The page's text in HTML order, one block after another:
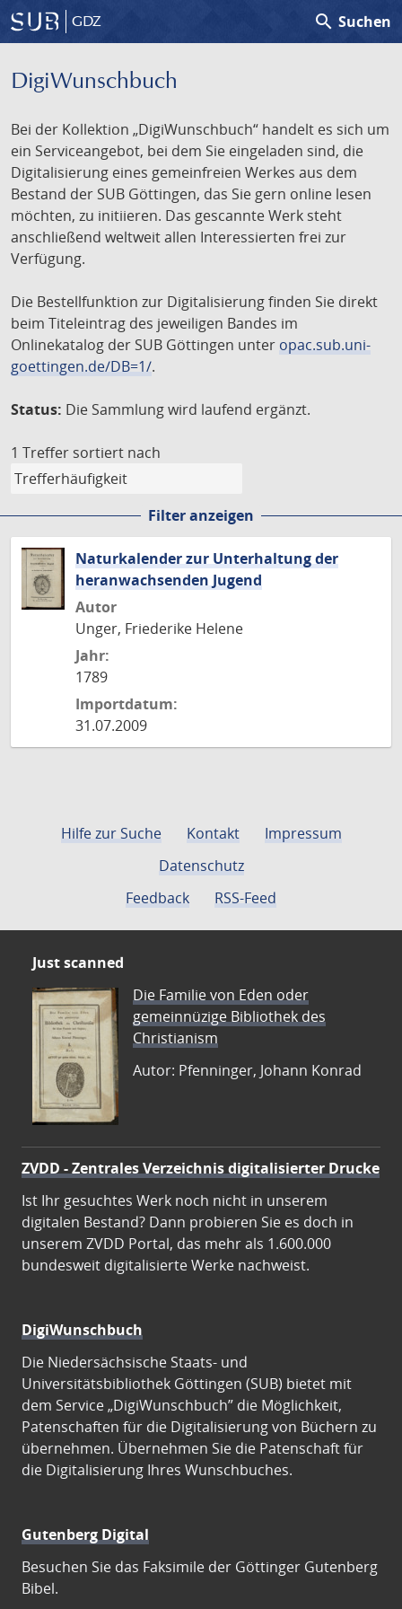
GDZ search Suchen
DigiWunschbuch
Bei der Kollektion „DigiWunschbuch“ handelt es sich um
ein Serviceangebot, bei dem Sie eingeladen sind, die
Digitalisierung eines gemeinfreien Werkes aus dem
Bestand der SUB Göttingen, das Sie gern online lesen
möchten, zu initiieren. Das gescannte Werk steht
anschließend weltweit allen Interessierten frei zur
Verfügung.
Die Bestellfunktion zur Digitalisierung finden Sie direkt
beim Titeleintrag des jeweiligen Bandes im
Onlinekatalog der SUB Göttingen unter opac.sub.uni-
goettingen.de/DB=1/.
Status: Die Sammlung wird laufend ergänzt.
1 Treffer sortiert nach
Filter anzeigen
Naturkalender zur Unterhaltung der
heranwachsenden Jugend
Autor
Unger, Friederike Helene
Jahr:
1789
Importdatum:
31.07.2009
Hilfe zur Suche Kontakt
Impressum
Datenschutz
Feedback
RSS-Feed
Just scanned
Die Familie von Eden oder
gemeinnüzige Bibliothek des
Christianism
Autor: Pfenninger, Johann Konrad
ZVDD - Zentrales Verzeichnis digitalisierter Drucke
Ist Ihr gesuchtes Werk noch nicht in unserem
digitalen Bestand? Dann probieren Sie es doch in
unserem ZVDD Portal, das mehr als 1.600.000
bundesweit digitalisierte Werke nachweist.
DigiWunschbuch
Die Niedersächsische Staats- und
Universitätsbibliothek Göttingen (SUB) bietet mit
dem Service „DigiWunschbuch” die Möglichkeit,
Patenschaften für die Digitalisierung von Büchern zu
übernehmen. Übernehmen Sie die Patenschaft für
die Digitalisierung Ihres Wunschbuches.
Gutenberg Digital
Besuchen Sie das Faksimile der Göttinger Gutenberg
Bibel.